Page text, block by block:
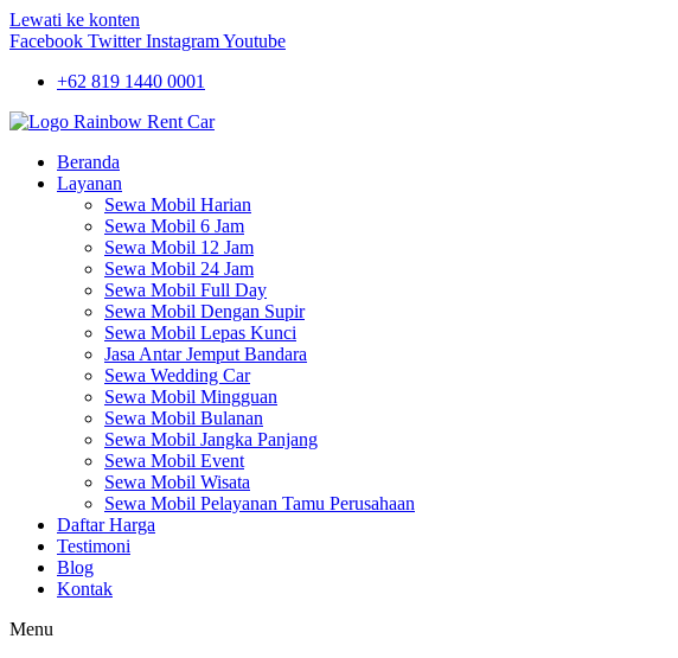
Lewati ke konten
Facebook Twitter InstagramYoutube
+62 819 1440 0001
Beranda
Layanan
Sewa Mobil Harian
Sewa Mobil 6 Jam
Sewa Mobil 12 Jam
Sewa Mobil 24 Jam
Sewa Mobil Full Day
Sewa Mobil Dengan Supir
Sewa Mobil Lepas Kunci
Jasa Antar Jemput Bandara
Sewa Wedding Car
Sewa Mobil Mingguan
Sewa Mobil Bulanan
Sewa Mobil Jangka Panjang
Sewa Mobil Event
Sewa Mobil Wisata
Sewa Mobil Pelayanan Tamu Perusahaan
Daftar Harga
Testimoni
Blog
Kontak
Menu